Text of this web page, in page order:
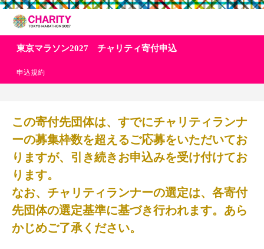
東京マラソン2027 チャリティ寄付申込
申込規約
この寄付先団体は、すでにチャリティランナ
ーの募集枠数を超えるご応募をいただいてお
りますが、引き続きお申込みを受け付けてお
ります。
なお、チャリティランナーの選定は、各寄付
先団体の選定基準に基づき行われます。あら
かじめご了承ください。